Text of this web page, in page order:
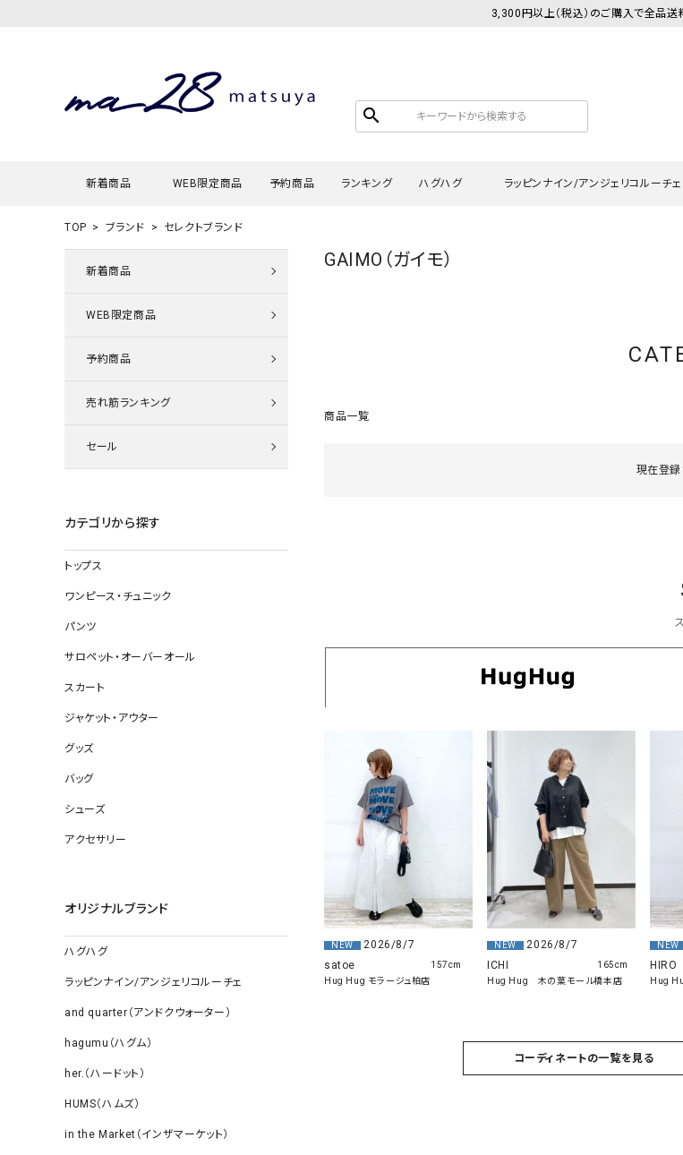
3,300円以上（税込）のご購入で全品送
search
新着商品 WEB限定商品 予約商品 ランキング ハグハグ
Tシャツ・カットソー
ニット
帽子
ソックス
その他雑貨
ラッピンナイン/アンジェリコルーチェ
Tシャツ・カットソー
スウェ
その
ソッ
TOP ブランド セレクトブランド
新着商品
WEB限定商品
予約商品
売れ筋ランキング
セール
カテゴリから探す
トップス
ワンピース・チュニック
パンツ
サロペット・オーバーオール
スカート
ジャケット・アウター
グッズ
バッグ
シューズ
アクセサリー
オリジナルブランド
ハグハグ
ラッピンナイン/アンジェリコルーチェ
and quarter（アンドクウォーター）
hagumu（ハグム）
her.（ハードット）
HUMS（ハムズ）
in the Market（インザマーケット）
GAIMO（ガイモ）
商品一覧
現在登録
NEW
2026/8/7
satoe
Hug Hug モラージュ柏店
157cm
NEW
2026/8/7
ICHI
Hug Hug 木の葉モール橋本店
165cm
NEW
HIRO
Hug
コーディネートの一覧を見る